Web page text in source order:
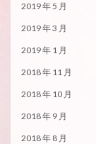
2019 年 5 月
2019 年 3 月
2019 年 1 月
2018 年 11 月
2018 年 10 月
2018 年 9 月
2018 年 8 月